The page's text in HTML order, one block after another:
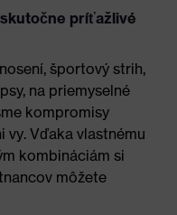
príťažlivé
športový strih,
na priemyselné
kompromisy
Vďaka vlastnému
kombináciám si
môžete